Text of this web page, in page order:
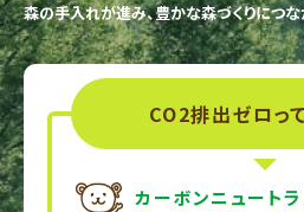
森の手入れが進み、豊かな森づくりにつな
CO2排出ゼロっ
カーボンニュート